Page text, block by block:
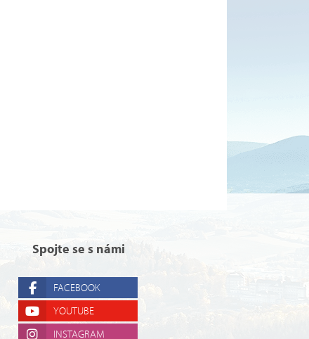
Spojte se s námi
FACEBOOK
YOUTUBE
INSTAGRAM